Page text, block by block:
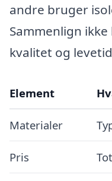
andre bruger
Sammenlign
kvalitet og
Element
Materialer
Pris